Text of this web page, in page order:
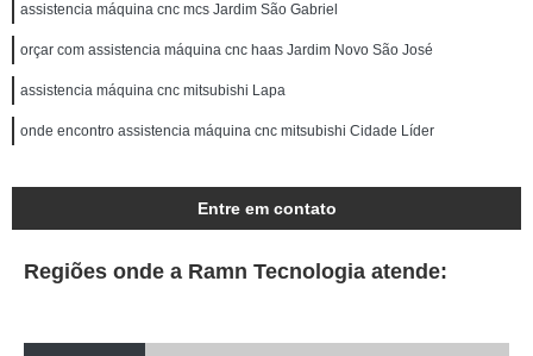
assistencia máquina cnc mcs Jardim São Gabriel
orçar com assistencia máquina cnc haas Jardim Novo São José
assistencia máquina cnc mitsubishi Lapa
onde encontro assistencia máquina cnc mitsubishi Cidade Líder
Entre em contato
Regiões onde a Ramn Tecnologia atende: